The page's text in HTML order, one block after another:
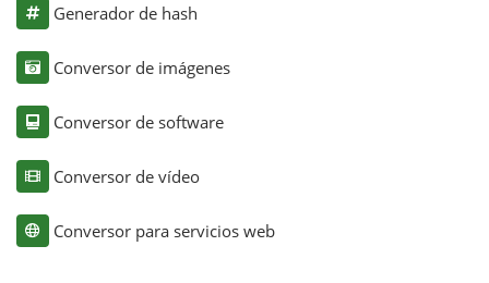
Generador de hash
Conversor de imágenes
Conversor de software
Conversor de vídeo
Conversor para servicios web